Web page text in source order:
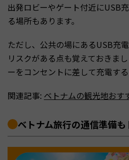
出発ロビーやゲート付近にUSB
る場所もあります。
ただし、公共の場にあるUSB充
リスクがある点も覚えておきま
ーをコンセントに差して充電する
関連記事: ベトナムの観光地おす
ベトナム旅行の通信準備